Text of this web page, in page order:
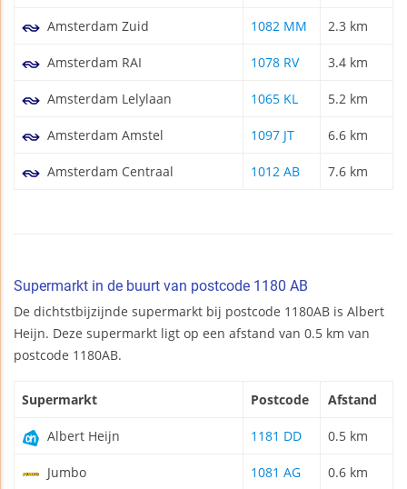
Amsterdam Zuid 1082 MM 2.3 km
Amsterdam RAI 1078 RV 3.4 km
Amsterdam Lelylaan 1065 KL 5.2 km
Amsterdam Amstel 1097 JT 6.6 km
Amsterdam Centraal 1012 AB 7.6 km
Supermarkt in de buurt van postcode 1180 AB
De dichtstbijzijnde supermarkt bij postcode 1180AB is Albert
Heijn. Deze supermarkt ligt op een afstand van 0.5 km van
postcode 1180AB.
Supermarkt Postcode Afstand
Albert Heijn 1181 DD 0.5 km
Jumbo 1081 AG 0.6 km